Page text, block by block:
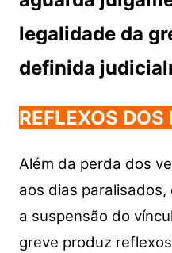
legalidade da
definida
REFLEXOS
Além da perda dos
aos dias
a suspensão do
greve produz